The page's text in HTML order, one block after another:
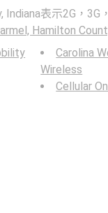
表示2G，3G
Hamilton
Carolina
Wireless
Cellular